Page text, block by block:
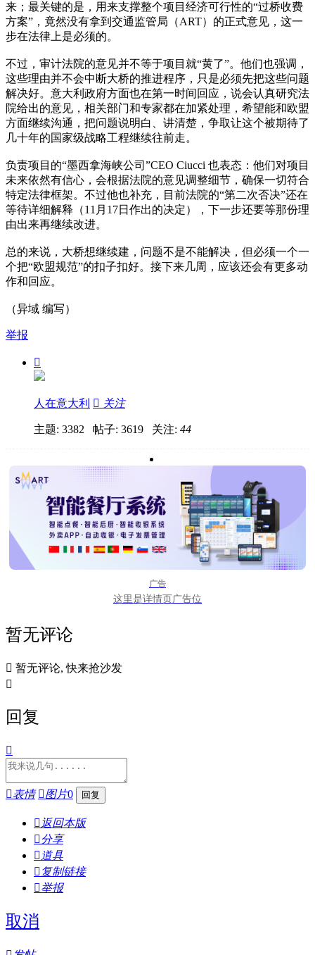
来；最关键的是，用来支撑整个项目经济可行性的“过桥收费
方案”，竟然没有拿到交通监管局（ART）的正式意见，这一
步在法律上是必须的。
不过，审计法院的意见并不等于项目就“黄了”。他们也强调，
这些理由并不会中断大桥的推进程序，只是必须先把这些问题
解决好。意大利政府方面也在第一时间回应，说会认真研究法
院给出的意见，相关部门和专家都在加紧处理，希望能和欧盟
方面继续沟通，把问题说明白、讲清楚，争取让这个被期待了
几十年的国家级战略工程继续往前走。
负责项目的“墨西拿海峡公司”CEO Ciucci 也表态：他们对项目
未来依然有信心，会根据法院的意见调整细节，确保一切符合
特定法律框架。不过他也补充，目前法院的“第二次否决”还在
等待详细解释（11月17日作出的决定），下一步还要等那份理
由出来再继续改进。
总的来说，大桥想继续建，问题不是不能解决，但必须一个一
个把“欧盟规范”的扣子扣好。接下来几周，应该还会有更多动
作和回应。
（异域 编写）
举报

人在意大利  关注
主题: 3382 帖子: 3619 关注: 44
广告
这里是详情页广告位
暂无评论
 暂无评论, 快来抢沙发

回复

表情 图片0
 返回本版
分享
 道具
 复制链接
举报
取消